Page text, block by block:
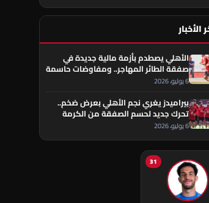
الأخبار
الأهلي يصطدم بأزمة مالية جديدة في
صفقة الطائر المهاجر.. ومفاوضات حاسمة
تقترب من الحسم
6 يوليو، 2026
بيراميدز يغري نجم الأهلي بعرض ضخم..
تحرك جديد لحسم الصفقة من الكرمة
العراقي
6 يوليو، 2026
31